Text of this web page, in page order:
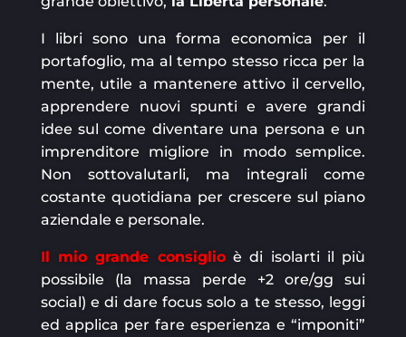
I libri sono una forma economica per il
portafoglio, ma al tempo stesso ricca per la
mente, utile a mantenere attivo il cervello,
apprendere nuovi spunti e avere grandi
idee sul come diventare una persona e un
imprenditore migliore in modo semplice.
Non sottovalutarli, ma integrali come
costante quotidiana per crescere sul piano
aziendale e personale.
Il mio grande consiglioè di isolarti il più
possibile (la massa perde +2 ore/gg sui
social) e di dare focus solo a te stesso, leggi
ed applica per fare esperienza e “imponiti”